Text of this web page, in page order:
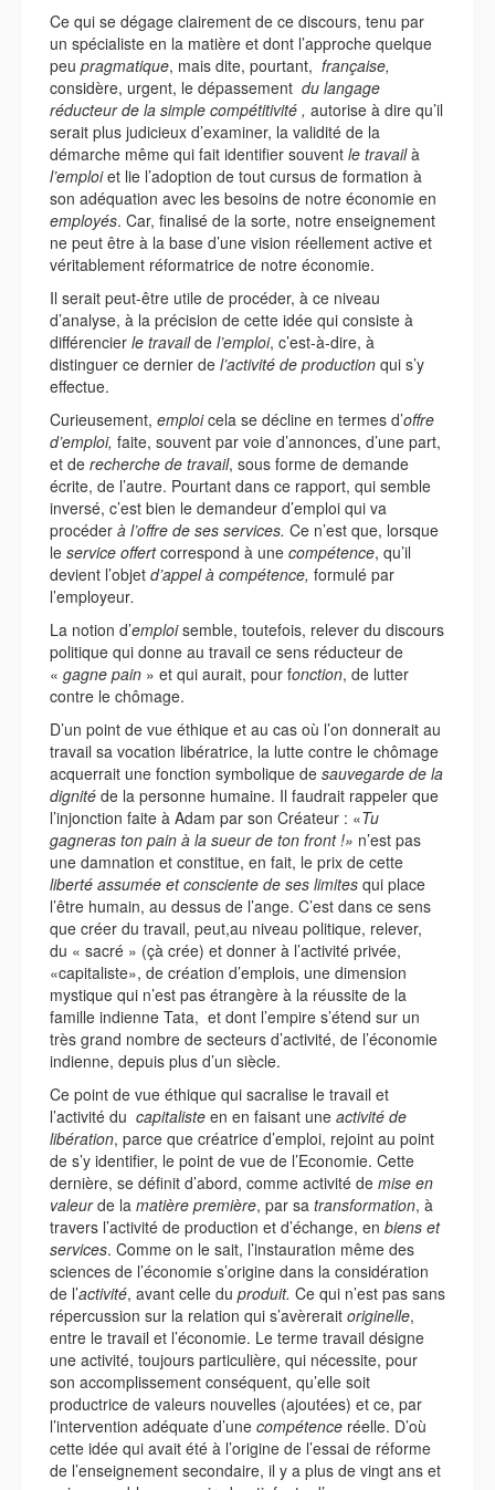
Ce qui se dégage clairement de ce discours, tenu par
un spécialiste en la matière et dont l’approche quelque
peu pragmatique, mais dite, pourtant, française,
considère, urgent, le dépassement du langage
réducteur de la simple compétitivité , autorise à dire qu’il
serait plus judicieux d’examiner, la validité de la
démarche même qui fait identifier souvent le travailà
l’emploiet lie l’adoption de tout cursus de formation à
son adéquation avec les besoins de notre économie en
employés. Car, finalisé de la sorte, notre enseignement
ne peut être à la base d’une vision réellement active et
véritablement réformatrice de notre économie.
Il serait peut-être utile de procéder, à ce niveau
d’analyse, à la précision de cette idée qui consiste à
différencier le travailde l’emploi, c’est-à-dire, à
distinguer ce dernier de l’activité de production qui s’y
effectue.
Curieusement, emploicela se décline en termes d’offre
d’emploi, faite, souvent par voie d’annonces, d’une part,
et de recherche de travail, sous forme de demande
écrite, de l’autre. Pourtant dans ce rapport, qui semble
inversé, c’est bien le demandeur d’emploi qui va
procéder à l’offre de ses services. Ce n’est que, lorsque
le service offertcorrespond à une compétence, qu’il
devient l’objet d’appel à compétence, formulé par
l’employeur.
La notion d’emploisemble, toutefois, relever du discours
politique qui donne au travail ce sens réducteur de
« gagne pain » et qui aurait, pour fonction, de lutter
contre le chômage.
D’un point de vue éthique et au cas où l’on donnerait au
travail sa vocation libératrice, la lutte contre le chômage
acquerrait une fonction symbolique de sauvegarde de la
dignité de la personne humaine. Il faudrait rappeler que
l’injonction faite à Adam par son Créateur : «Tu
gagneras ton pain à la sueur de ton front !» n’est pas
une damnation et constitue, en fait, le prix de cette
liberté assumée et consciente de ses limites qui place
l’être humain, au dessus de l’ange. C’est dans ce sens
que créer du travail, peut,au niveau politique, relever,
du « sacré » (çà crée) et donner à l’activité privée,
«capitaliste», de création d’emplois, une dimension
mystique qui n’est pas étrangère à la réussite de la
famille indienne Tata, et dont l’empire s’étend sur un
très grand nombre de secteurs d’activité, de l’économie
indienne, depuis plus d’un siècle.
Ce point de vue éthique qui sacralise le travail et
l’activité du capitaliste en en faisant une activité de
libération, parce que créatrice d’emploi, rejoint au point
de s’y identifier, le point de vue de l’Economie. Cette
dernière, se définit d’abord, comme activité de mise en
valeurde la matière première, par sa transformation, à
travers l’activité de production et d’échange, en biens et
services. Comme on le sait, l’instauration même des
sciences de l’économie s’origine dans la considération
de l’activité, avant celle du produit. Ce qui n’est pas sans
répercussion sur la relation qui s’avèrerait originelle,
entre le travail et l’économie. Le terme travail désigne
une activité, toujours particulière, qui nécessite, pour
son accomplissement conséquent, qu’elle soit
productrice de valeurs nouvelles (ajoutées) et ce, par
l’intervention adéquate d’une compétence réelle. D’où
cette idée qui avait été à l’origine de l’essai de réforme
de l’enseignement secondaire, il y a plus de vingt ans et